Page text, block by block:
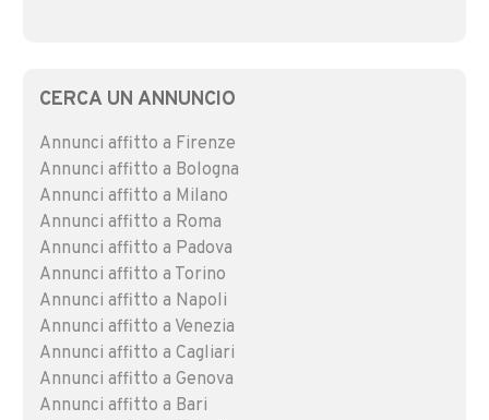
CERCA UN ANNUNCIO
Annunci affitto a Firenze
Annunci affitto a Bologna
Annunci affitto a Milano
Annunci affitto a Roma
Annunci affitto a Padova
Annunci affitto a Torino
Annunci affitto a Napoli
Annunci affitto a Venezia
Annunci affitto a Cagliari
Annunci affitto a Genova
Annunci affitto a Bari